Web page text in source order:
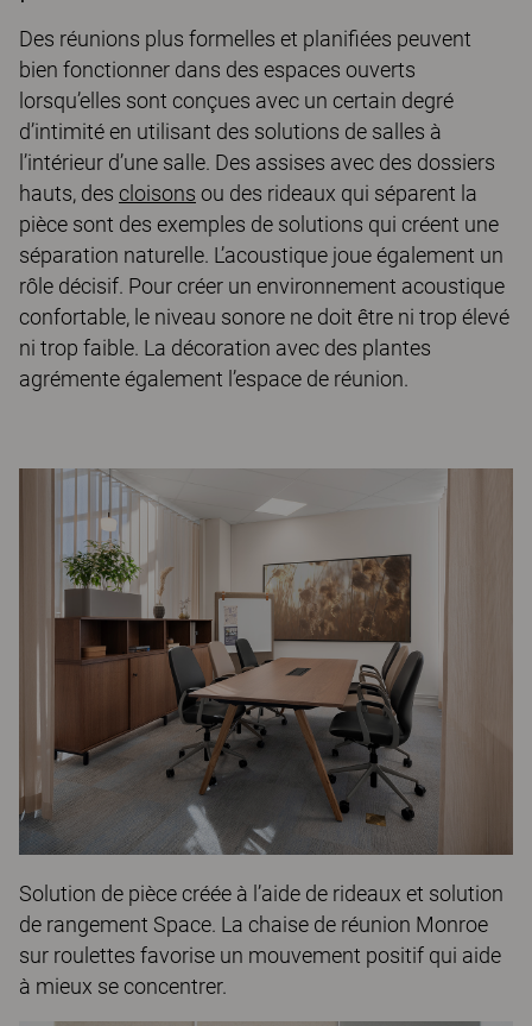
Des réunions plus formelles et planifiées peuvent
bien fonctionner dans des espaces ouverts
lorsqu’elles sont conçues avec un certain degré
d’intimité en utilisant des solutions de salles à
l’intérieur d’une salle. Des assises avec des dossiers
hauts, des cloisons ou des rideaux qui séparent la
pièce sont des exemples de solutions qui créent une
séparation naturelle. L’acoustique joue également un
rôle décisif. Pour créer un environnement acoustique
confortable, le niveau sonore ne doit être ni trop élevé
ni trop faible. La décoration avec des plantes
agrémente également l’espace de réunion.
Solution de pièce créée à l’aide de rideaux et solution
de rangement Space. La chaise de réunion Monroe
sur roulettes favorise un mouvement positif qui aide
à mieux se concentrer.